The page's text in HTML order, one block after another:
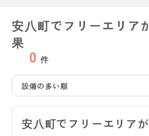
安八町でフリーエリア
果
0 件
設備の多い順
安八町でフリーエリア